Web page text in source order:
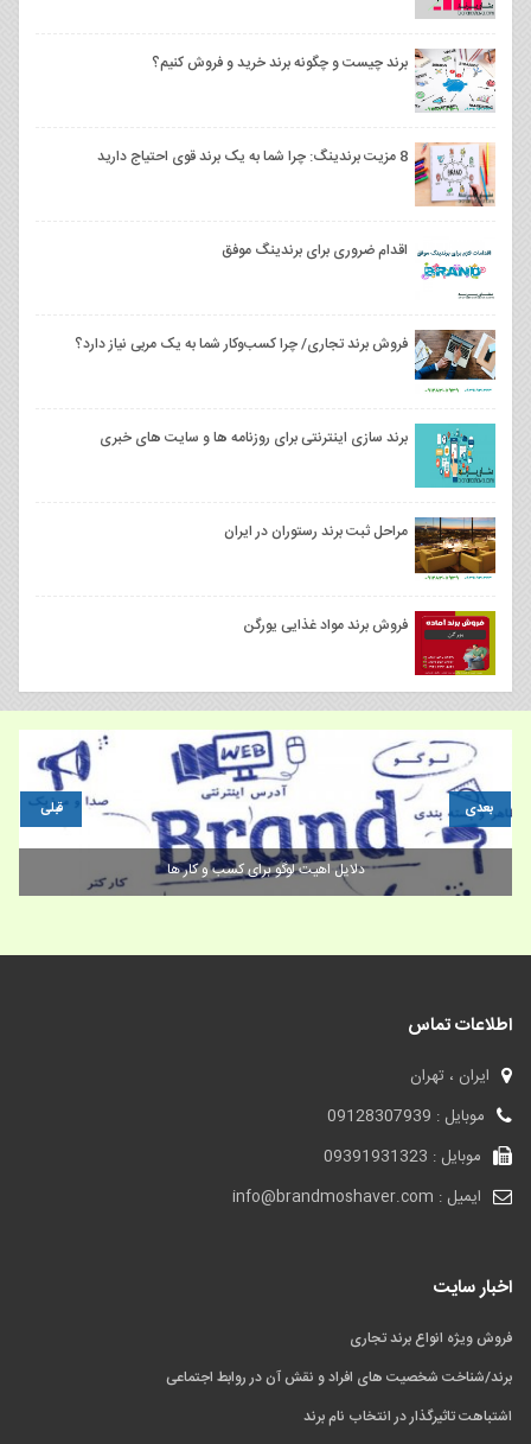
برند چیست و چگونه برند خرید و فروش کنیم؟
8 مزیت برندینگ: چرا شما به یک برند قوی احتیاج دارید
اقدام ضروری برای برندینگ موفق
فروش برند تجاری/ چرا کسب‌وکار شما به یک مربی نیاز دارد؟
برند سازی اینترنتی برای روزنامه ها و سایت های خبری
مراحل ثبت برند رستوران در ایران
فروش برند مواد غذایی یورگن
دلایل اهیت لوگو برای کسب و کار ها
قبلی بعدی
اطلاعات تماس
ایران ، تهران
موبایل : 09128307939
موبایل : 09391931323
ایمیل : info@brandmoshaver.com
اخبار سایت
فروش ویژه انواع برند تجاری
برند/شناخت شخصیت های افراد و نقش آن در روابط اجتماعی
اشتباهت تاثیرگذار در انتخاب نام برند